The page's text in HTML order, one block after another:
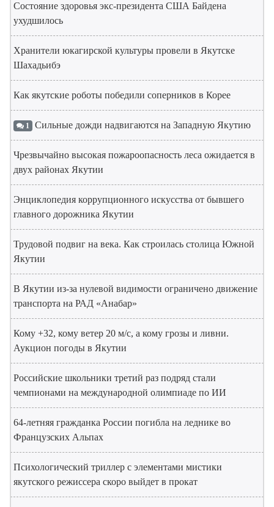
Состояние здоровья экс-президента США Байдена
ухудшилось
Хранители юкагирской культуры провели в Якутске
Шахадьибэ
Как якутские роботы победили соперников в Корее
1 Сильные дожди надвигаются на Западную Якутию
Чрезвычайно высокая пожароопасность леса ожидается в
двух районах Якутии
Энциклопедия коррупционного искусства от бывшего
главного дорожника Якутии
Трудовой подвиг на века. Как строилась столица Южной
Якутии
В Якутии из-за нулевой видимости ограничено движение
транспорта на РАД «Анабар»
Кому +32, кому ветер 20 м/с, а кому грозы и ливни.
Аукцион погоды в Якутии
Российские школьники третий раз подряд стали
чемпионами на международной олимпиаде по ИИ
64-летняя гражданка России погибла на леднике во
Французских Альпах
Психологический триллер с элементами мистики
якутского режиссера скоро выйдет в прокат